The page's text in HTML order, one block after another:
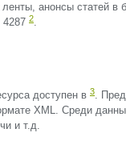
анонсы статей в
4287 2.
доступен в 3.
XML. Среди
и т.д.